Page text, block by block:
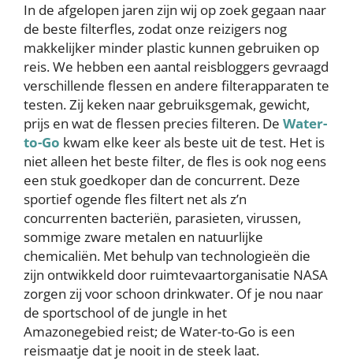
In de afgelopen jaren zijn wij op zoek gegaan naar
de beste filterfles, zodat onze reizigers nog
makkelijker minder plastic kunnen gebruiken op
reis. We hebben een aantal reisbloggers gevraagd
verschillende flessen en andere filterapparaten te
testen. Zij keken naar gebruiksgemak, gewicht,
prijs en wat de flessen precies filteren. De Water-
to-Go kwam elke keer als beste uit de test. Het is
niet alleen het beste filter, de fles is ook nog eens
een stuk goedkoper dan de concurrent. Deze
sportief ogende fles filtert net als z’n
concurrenten bacteriën, parasieten, virussen,
sommige zware metalen en natuurlijke
chemicaliën. Met behulp van technologieën die
zijn ontwikkeld door ruimtevaartorganisatie NASA
zorgen zij voor schoon drinkwater. Of je nou naar
de sportschool of de jungle in het
Amazonegebied reist; de Water-to-Go is een
reismaatje dat je nooit in de steek laat.